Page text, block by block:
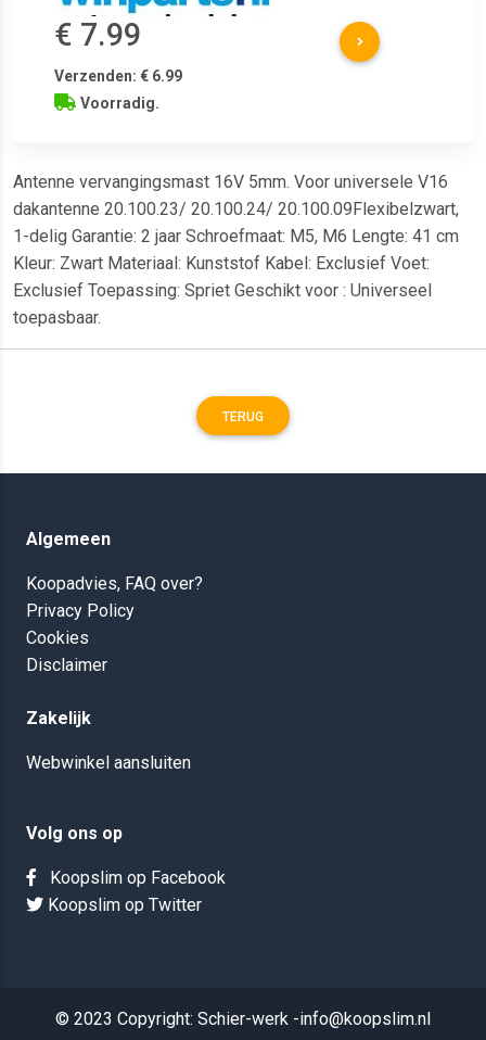
€ 7.99
Verzenden: € 6.99
Voorradig.
Antenne vervangingsmast 16V 5mm. Voor universele V16
dakantenne 20.100.23/ 20.100.24/ 20.100.09Flexibelzwart,
1-delig Garantie: 2 jaar Schroefmaat: M5, M6 Lengte: 41 cm
Kleur: Zwart Materiaal: Kunststof Kabel: Exclusief Voet:
Exclusief Toepassing: Spriet Geschikt voor : Universeel
toepasbaar.
TERUG
Algemeen
Koopadvies, FAQ over?
Privacy Policy
Cookies
Disclaimer
Zakelijk
Webwinkel aansluiten
Volg ons op
Koopslim op Facebook
Koopslim op Twitter
© 2023 Copyright: Schier-werk -info@koopslim.nl